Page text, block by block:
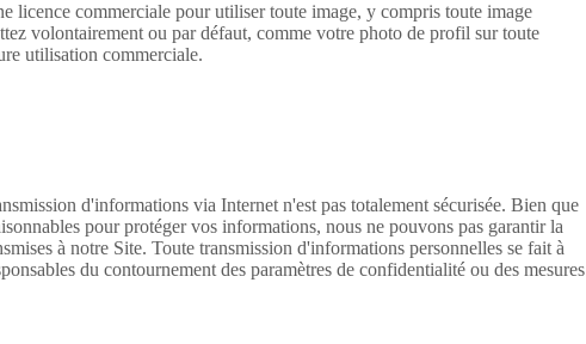
licence commerciale pour utiliser toute image, y compris toute image
volontairement ou par défaut, comme votre photo de profil sur toute
utilisation commerciale.
d'informations via Internet n'est pas totalement sécurisée. Bien que
pour protéger vos informations, nous ne pouvons pas garantir la
à notre Site. Toute transmission d'informations personnelles se fait à
du contournement des paramètres de confidentialité ou des mesures